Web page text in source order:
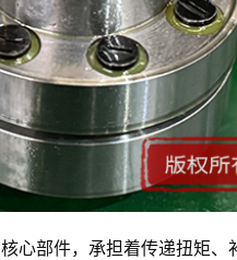
心部件，承担着传递扭矩、